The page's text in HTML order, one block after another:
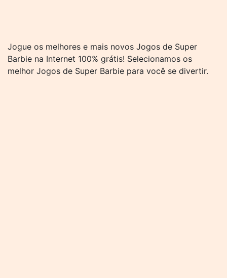
Jogue os melhores e mais novos Jogos de Super
Barbie na Internet 100% grátis! Selecionamos os
melhor Jogos de Super Barbie para você se divertir.